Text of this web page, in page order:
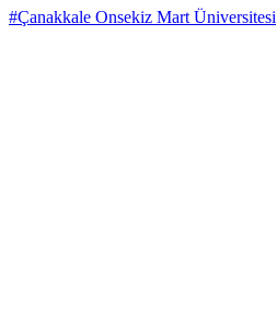
#Çanakkale Onsekiz Mart Üniversitesi